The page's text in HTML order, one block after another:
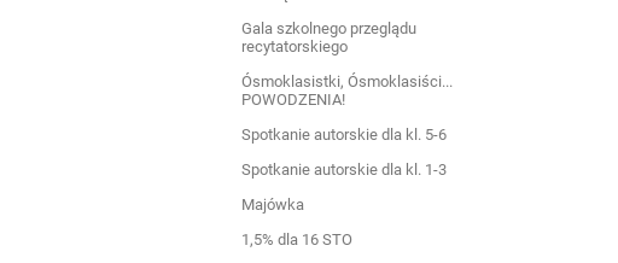
Gala szkolnego przeglądu
recytatorskiego
Ósmoklasistki, Ósmoklasiści...
POWODZENIA!
Spotkanie autorskie dla kl. 5-6
Spotkanie autorskie dla kl. 1-3
Majówka
1,5% dla 16 STO